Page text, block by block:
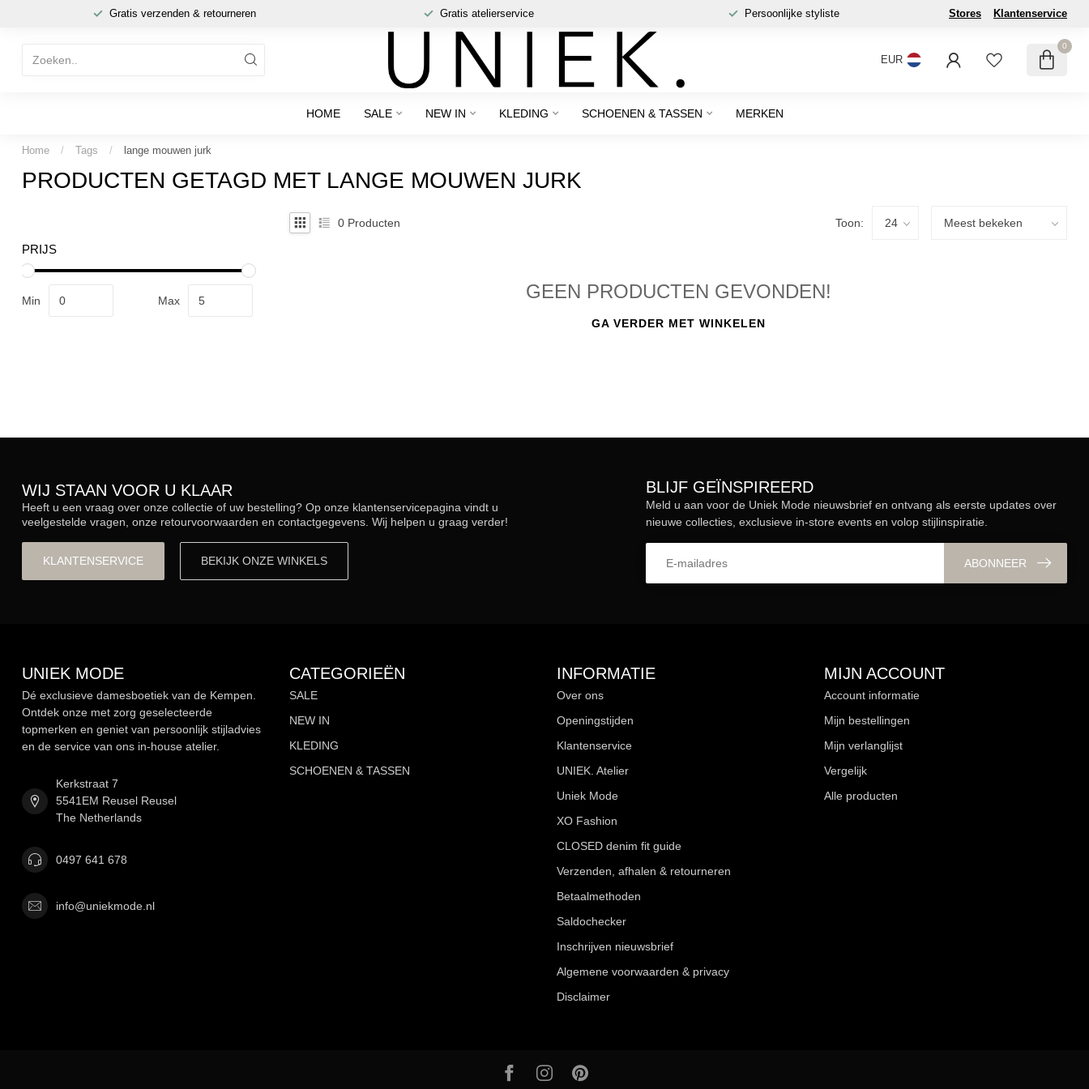
Gratis verzenden & retourneren Gratis atelierservice Persoonlijke styliste Stores Klantenservice
EUR
0
HOME SALE NEW IN KLEDING SCHOENEN & TASSEN MERKEN
Home / Tags / lange mouwen jurk
PRODUCTEN GETAGD MET LANGE MOUWEN JURK
PRIJS
Min Max
0 Producten Toon:
GEEN PRODUCTEN GEVONDEN!
GA VERDER MET WINKELEN
WIJ STAAN VOOR U KLAAR
Heeft u een vraag over onze collectie of uw bestelling? Op onze klantenservicepagina vindt u
veelgestelde vragen, onze retourvoorwaarden en contactgegevens. Wij helpen u graag verder!
KLANTENSERVICE BEKIJK ONZE WINKELS
BLIJF GEÏNSPIREERD
Meld u aan voor de Uniek Mode nieuwsbrief en ontvang als eerste updates over
nieuwe collecties, exclusieve in-store events en volop stijlinspiratie.
ABONNEER
UNIEK MODE
Dé exclusieve damesboetiek van de Kempen.
Ontdek onze met zorg geselecteerde
topmerken en geniet van persoonlijk stijladvies
en de service van ons in-house atelier.
Kerkstraat 7
5541EM Reusel Reusel
The Netherlands
0497 641 678
info@uniekmode.nl
CATEGORIEËN
SALE
NEW IN
KLEDING
SCHOENEN & TASSEN
INFORMATIE
Over ons
Openingstijden
Klantenservice
UNIEK. Atelier
Uniek Mode
XO Fashion
CLOSED denim fit guide
Verzenden, afhalen & retourneren
Betaalmethoden
Saldochecker
Inschrijven nieuwsbrief
Algemene voorwaarden & privacy
Disclaimer
MIJN ACCOUNT
Account informatie
Mijn bestellingen
Mijn verlanglijst
Vergelijk
Alle producten